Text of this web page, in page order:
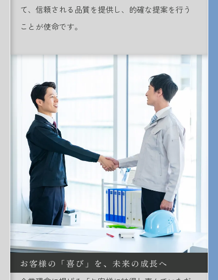
て、信頼される品質を提供し、的確な提案を行う
ことが使命です。
お客様の「喜び」を、未来の成長へ